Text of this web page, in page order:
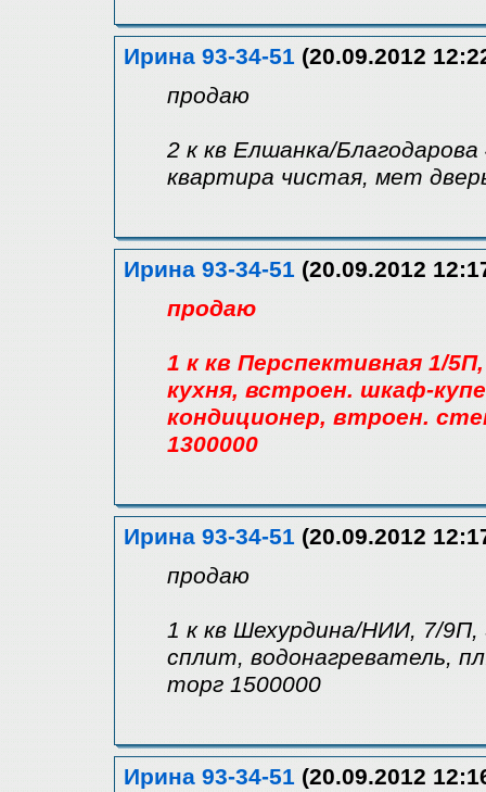
Ирина 93-34-51 (20.09.2012
продаю
2 к кв Елшанка/
квартира чистая, мет
Ирина 93-34-51 (20.09.2012
продаю
1 к кв Перспективная 1/
кухня, встроен. шкаф-
кондиционер, втроен.
1300000
Ирина 93-34-51 (20.09.2012
продаю
1 к кв Шехурдина/НИИ, 7/
сплит, водонагреватель,
торг 1500000
Ирина 93-34-51 (20.09.2012